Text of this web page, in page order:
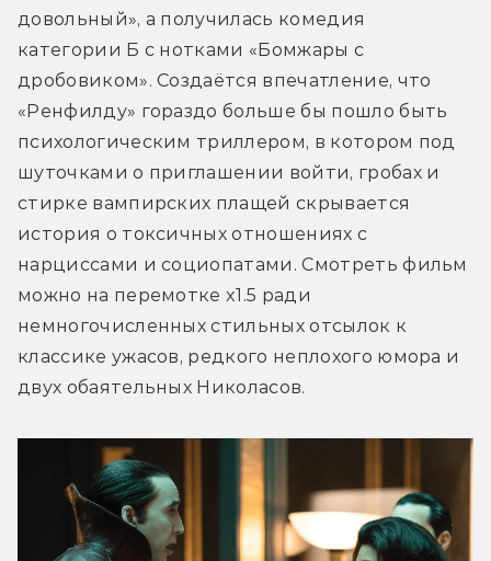
довольный», а получилась комедия
категории Б с нотками «Бомжары с
дробовиком». Создаётся впечатление, что
«Ренфилду» гораздо больше бы пошло быть
психологическим триллером, в котором под
шуточками о приглашении войти, гробах и
стирке вампирских плащей скрывается
история о токсичных отношениях с
нарциссами и социопатами. Смотреть фильм
можно на перемотке x1.5 ради
немногочисленных стильных отсылок к
классике ужасов, редкого неплохого юмора и
двух обаятельных Николасов.